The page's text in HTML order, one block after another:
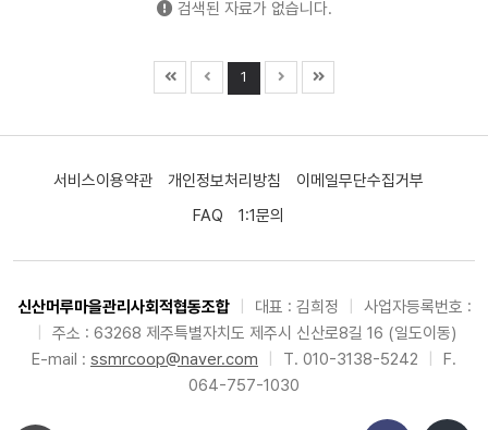
검색된 자료가 없습니다.
1
서비스이용약관 개인정보처리방침
이메일무단수집거부
FAQ
1:1문의
신산머루마을관리사회적협동조합 대표 : 김희정
사업자등록번호 :
주소 : 63268 제주특별자치도 제주시 신산로8길 16 (일도이동)
E-mail : ssmrcoop@naver.com T. 010-3138-5242
F.
064-757-1030